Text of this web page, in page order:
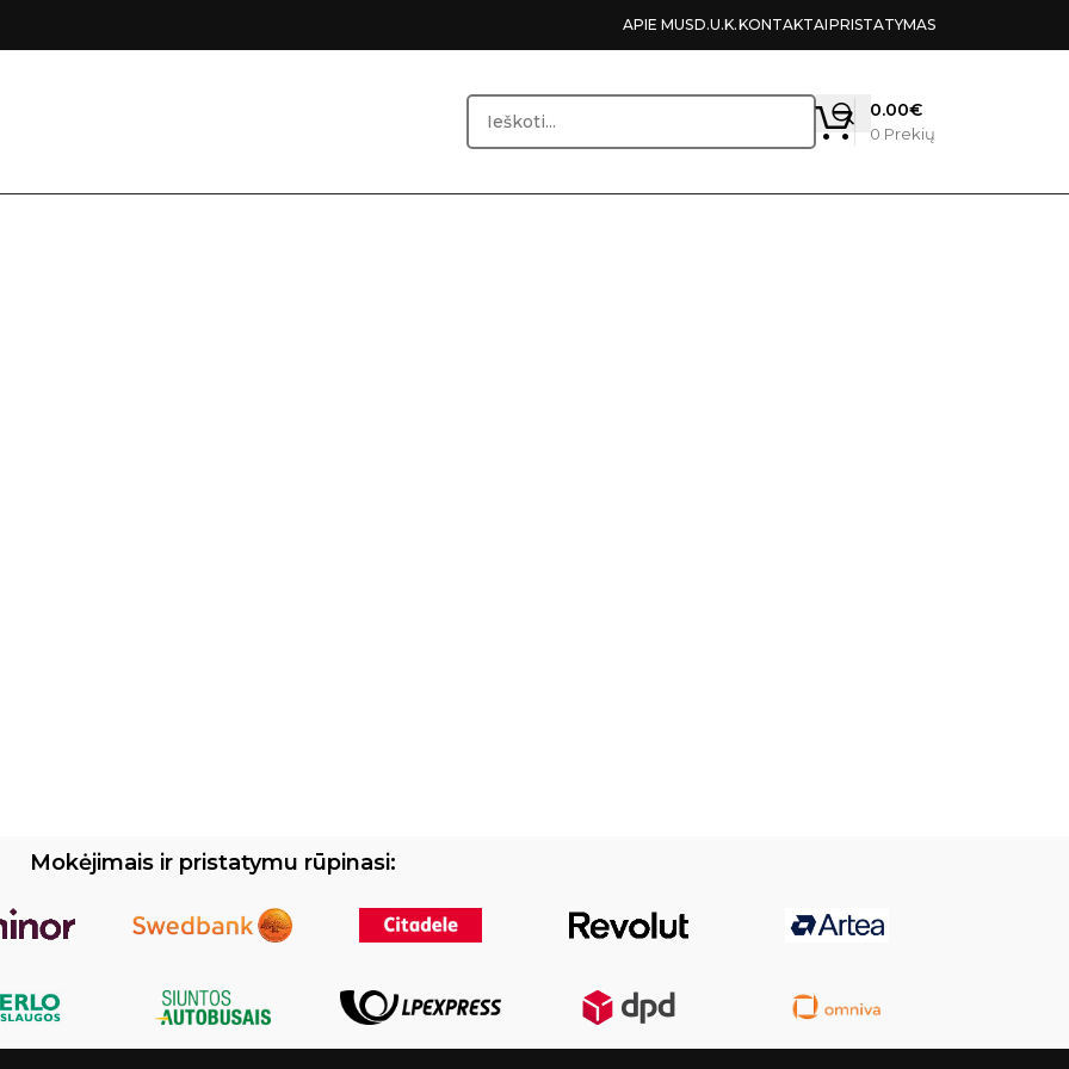
APIE MUSD.U.K.KONTAKTAIPRISTATYMAS
0 Prekių
0.00€
Mokėjimais ir pristatymu rūpinasi: